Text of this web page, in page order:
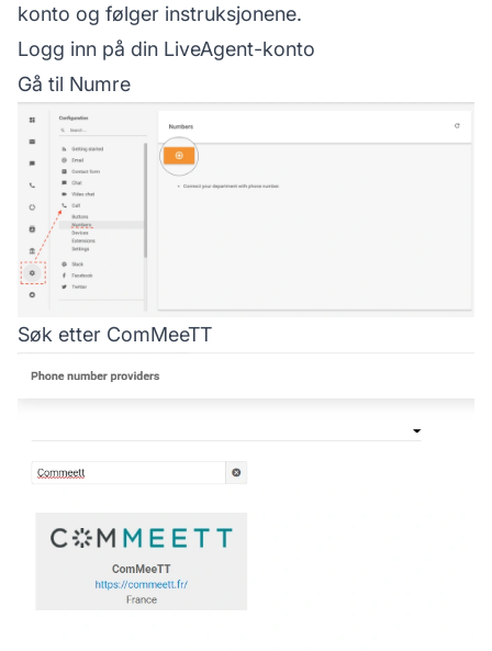
konto og følger instruksjonene.
Logg inn på din LiveAgent-konto
Gå til Numre
Søk etter ComMeeTT